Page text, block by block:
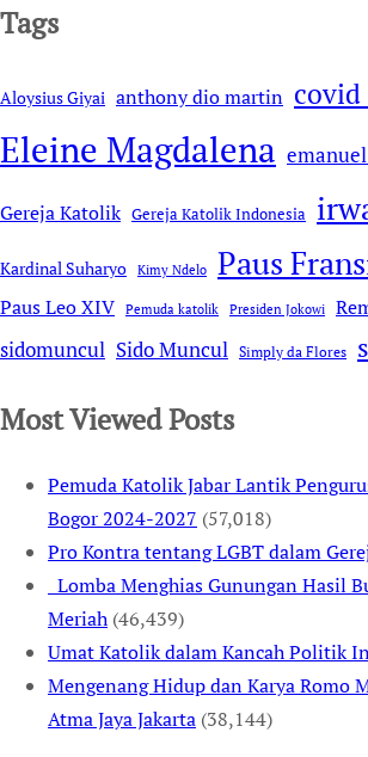
Tags
Aloysius Giyai anthony dio martin covid
Eleine Magdalena
Gereja Katolik Gereja Katolik Indonesia
Kardinal Suharyo Kimy Ndelo Paus
Paus Leo XIV Pemuda katolik Presiden Jokowi
sidomuncul Sido Muncul Simply da Flores
Most Viewed Posts
Pemuda Katolik Jabar Lantik
Bogor 2024-2027 (57,018)
Pro Kontra tentang LGBT dalam
Lomba Menghias Gunungan Hasil
Meriah (46,439)
Umat Katolik dalam Kancah Politik
Mengenang Hidup dan Karya Romo
Atma Jaya Jakarta (38,144)